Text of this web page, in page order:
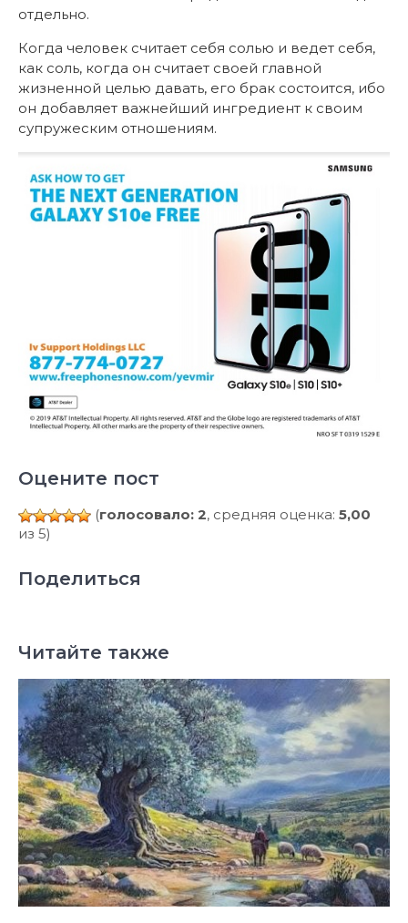
отдельно.
Когда человек считает себя солью и ведет себя,
как соль, когда он считает своей главной
жизненной целью давать, его брак состоится, ибо
он добавляет важнейший ингредиент к своим
супружеским отношениям.
Оцените пост
(голосовало: 2, средняя оценка: 5,00
из 5)
Поделиться
Читайте также